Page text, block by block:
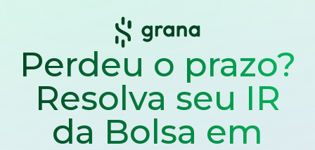
Perdeu o prazo?
Resolva seu IR
da Bolsa em